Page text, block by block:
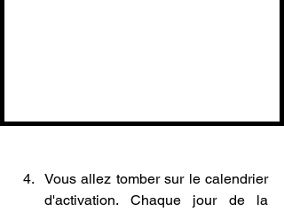
Vous allez tomber sur le calendrier
d'activation. Chaque jour de la